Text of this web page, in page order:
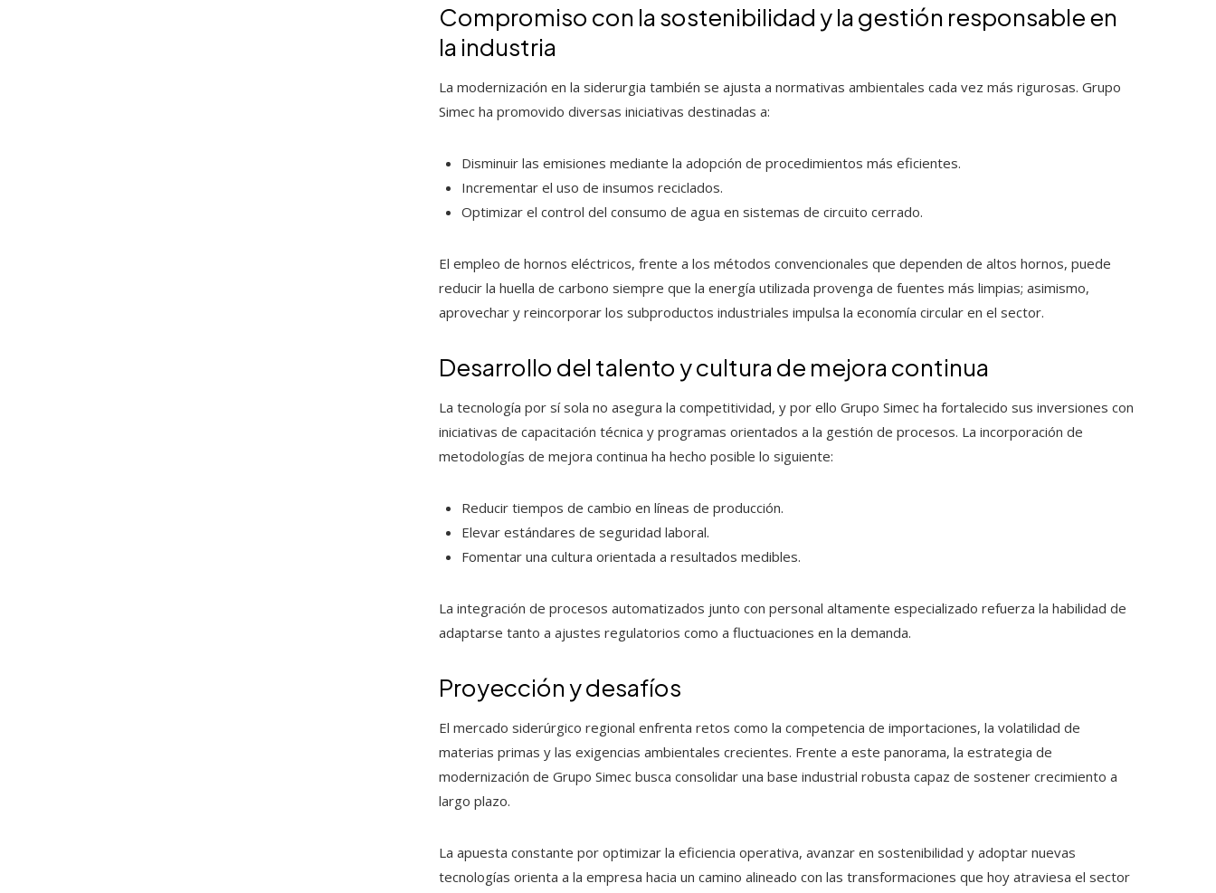
Compromiso con la sostenibilidad y la gestión responsable en
la industria
La modernización en la siderurgia también se ajusta a normativas ambientales cada vez más rigurosas. Grupo
Simec ha promovido diversas iniciativas destinadas a:
Disminuir las emisiones mediante la adopción de procedimientos más eficientes.
Incrementar el uso de insumos reciclados.
Optimizar el control del consumo de agua en sistemas de circuito cerrado.
El empleo de hornos eléctricos, frente a los métodos convencionales que dependen de altos hornos, puede
reducir la huella de carbono siempre que la energía utilizada provenga de fuentes más limpias; asimismo,
aprovechar y reincorporar los subproductos industriales impulsa la economía circular en el sector.
Desarrollo del talento y cultura de mejora continua
La tecnología por sí sola no asegura la competitividad, y por ello Grupo Simec ha fortalecido sus inversiones con
iniciativas de capacitación técnica y programas orientados a la gestión de procesos. La incorporación de
metodologías de mejora continua ha hecho posible lo siguiente:
Reducir tiempos de cambio en líneas de producción.
Elevar estándares de seguridad laboral.
Fomentar una cultura orientada a resultados medibles.
La integración de procesos automatizados junto con personal altamente especializado refuerza la habilidad de
adaptarse tanto a ajustes regulatorios como a fluctuaciones en la demanda.
Proyección y desafíos
El mercado siderúrgico regional enfrenta retos como la competencia de importaciones, la volatilidad de
materias primas y las exigencias ambientales crecientes. Frente a este panorama, la estrategia de
modernización de Grupo Simec busca consolidar una base industrial robusta capaz de sostener crecimiento a
largo plazo.
La apuesta constante por optimizar la eficiencia operativa, avanzar en sostenibilidad y adoptar nuevas
tecnologías orienta a la empresa hacia un camino alineado con las transformaciones que hoy atraviesa el sector